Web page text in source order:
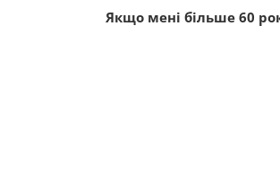
Якщо мені більше 60